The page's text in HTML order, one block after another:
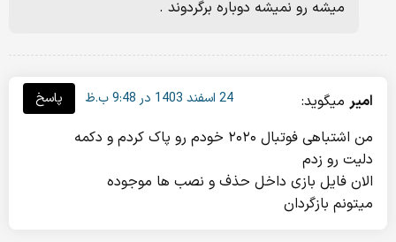
میشه رو نمیشه دوباره برگردوند .
امیر میگوید:
من اشتباهی فوتبال ۲۰۲۰ خودم رو پاک کردم و دکمه
دلیت رو زدم
الان فایل بازی داخل حذف و نصب ها موجوده
میتونم بازگردان
24 اسفند 1403 در 9:48 ب.ظ پاسخ